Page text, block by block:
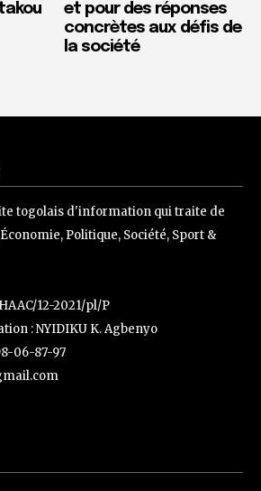
et pour des réponses
concrètes aux défis de
la société
togolais d'information qui traite de
Politique, Société, Sport &
12-2021/pl/P
: NYIDIKU K. Agbenyo
06-87-97